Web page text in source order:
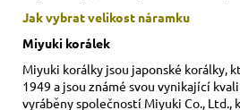
Jak vybrat velikost náramku
Miyuki korálek
Miyuki korálky jsou japonské korálky,
1949 a jsou známé svou vynikající
vyráběny společností Miyuki Co., Ltd.,